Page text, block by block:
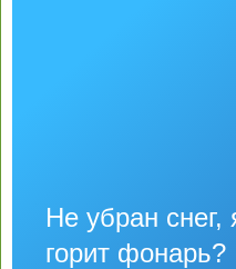
Не убран
горит фонарь?